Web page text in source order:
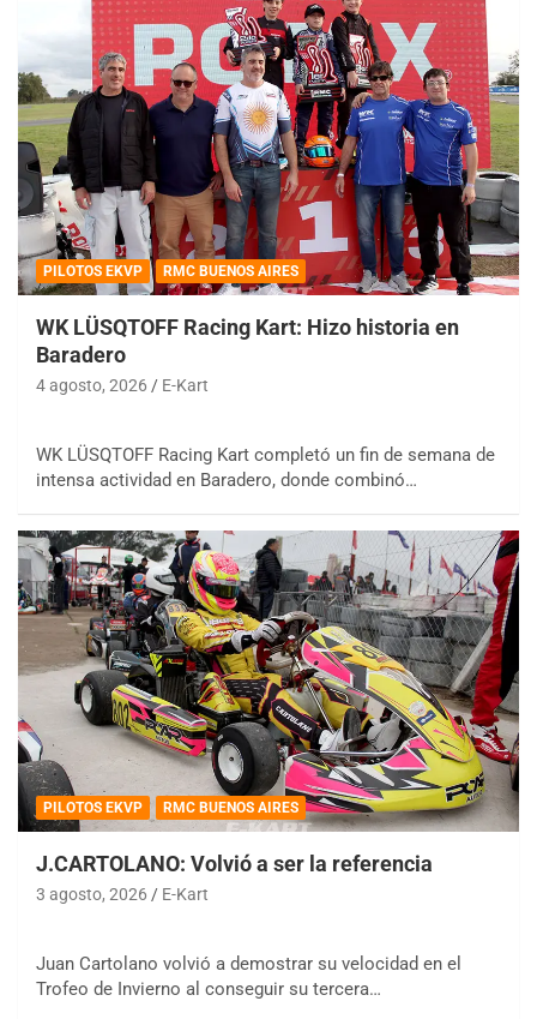
PILOTOS EKVP RMC BUENOS AIRES
WK LÜSQTOFF Racing Kart: Hizo historia en
Baradero
4 agosto, 2026 E-Kart
WK LÜSQTOFF Racing Kart completó un fin de semana de
intensa actividad en Baradero, donde combinó…
PILOTOS EKVP RMC BUENOS AIRES
J.CARTOLANO: Volvió a ser la referencia
3 agosto, 2026 E-Kart
Juan Cartolano volvió a demostrar su velocidad en el
Trofeo de Invierno al conseguir su tercera…
08/09-AGO